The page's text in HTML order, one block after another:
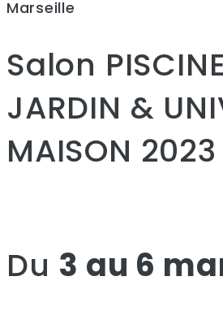
Marseille
Salon
JARDIN &
MAISON 2023
Du 3 au 6